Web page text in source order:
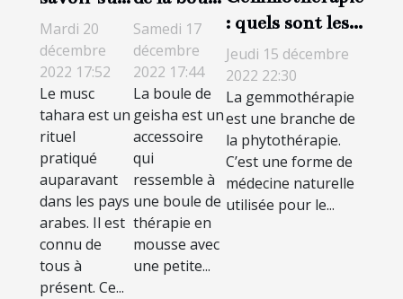
le musc
intime
tahara
Mardi 20
décembre
2022 17:52
Le musc
tahara est un
rituel
pratiqué
auparavant
dans les pays
arabes. Il est
connu de
tous à
présent. Ce...
de geisha
Samedi 17
décembre
2022 17:44
La boule de
geisha est un
accessoire
qui
ressemble à
une boule de
thérapie en
mousse avec
une petite...
: quels sont les
avantages et les
inconvénients ?
Jeudi 15 décembre
2022 22:30
La gemmothérapie
est une branche de
la phytothérapie.
C’est une forme de
médecine naturelle
utilisée pour le...